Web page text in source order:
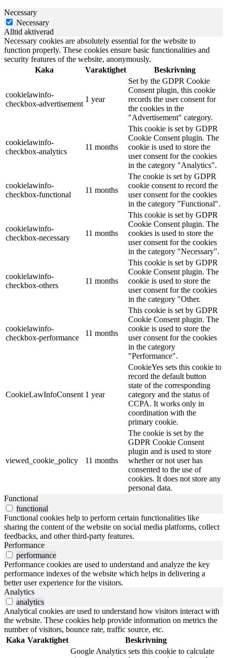
Necessary
Necessary
Alltid aktiverad
Necessary cookies are absolutely essential for the website to
function properly. These cookies ensure basic functionalities and
security features of the website, anonymously.
Kaka
Varaktighet Beskrivning
cookielawinfo-
checkbox-advertisement
1 year
Set by the GDPR Cookie
Consent plugin, this cookie
records the user consent for
the cookies in the
"Advertisement" category.
cookielawinfo-
checkbox-analytics
11 months
This cookie is set by GDPR
Cookie Consent plugin. The
cookie is used to store the
user consent for the cookies
in the category "Analytics".
cookielawinfo-
checkbox-functional
11 months
The cookie is set by GDPR
cookie consent to record the
user consent for the cookies
in the category "Functional".
cookielawinfo-
checkbox-necessary
11 months
This cookie is set by GDPR
Cookie Consent plugin. The
cookies is used to store the
user consent for the cookies
in the category "Necessary".
cookielawinfo-
checkbox-others
11 months
This cookie is set by GDPR
Cookie Consent plugin. The
cookie is used to store the
user consent for the cookies
in the category "Other.
cookielawinfo-
checkbox-performance
11 months
This cookie is set by GDPR
Cookie Consent plugin. The
cookie is used to store the
user consent for the cookies
in the category
"Performance".
CookieLawInfoConsent 1 year
CookieYes sets this cookie to
record the default button
state of the corresponding
category and the status of
CCPA. It works only in
coordination with the
primary cookie.
viewed_cookie_policy 11 months
The cookie is set by the
GDPR Cookie Consent
plugin and is used to store
whether or not user has
consented to the use of
cookies. It does not store any
personal data.
Functional
functional
Functional cookies help to perform certain functionalities like
sharing the content of the website on social media platforms, collect
feedbacks, and other third-party features.
Performance
performance
Performance cookies are used to understand and analyze the key
performance indexes of the website which helps in delivering a
better user experience for the visitors.
Analytics
analytics
Analytical cookies are used to understand how visitors interact with
the website. These cookies help provide information on metrics the
number of visitors, bounce rate, traffic source, etc.
Kaka Varaktighet
Beskrivning
Google Analytics sets this cookie to calculate